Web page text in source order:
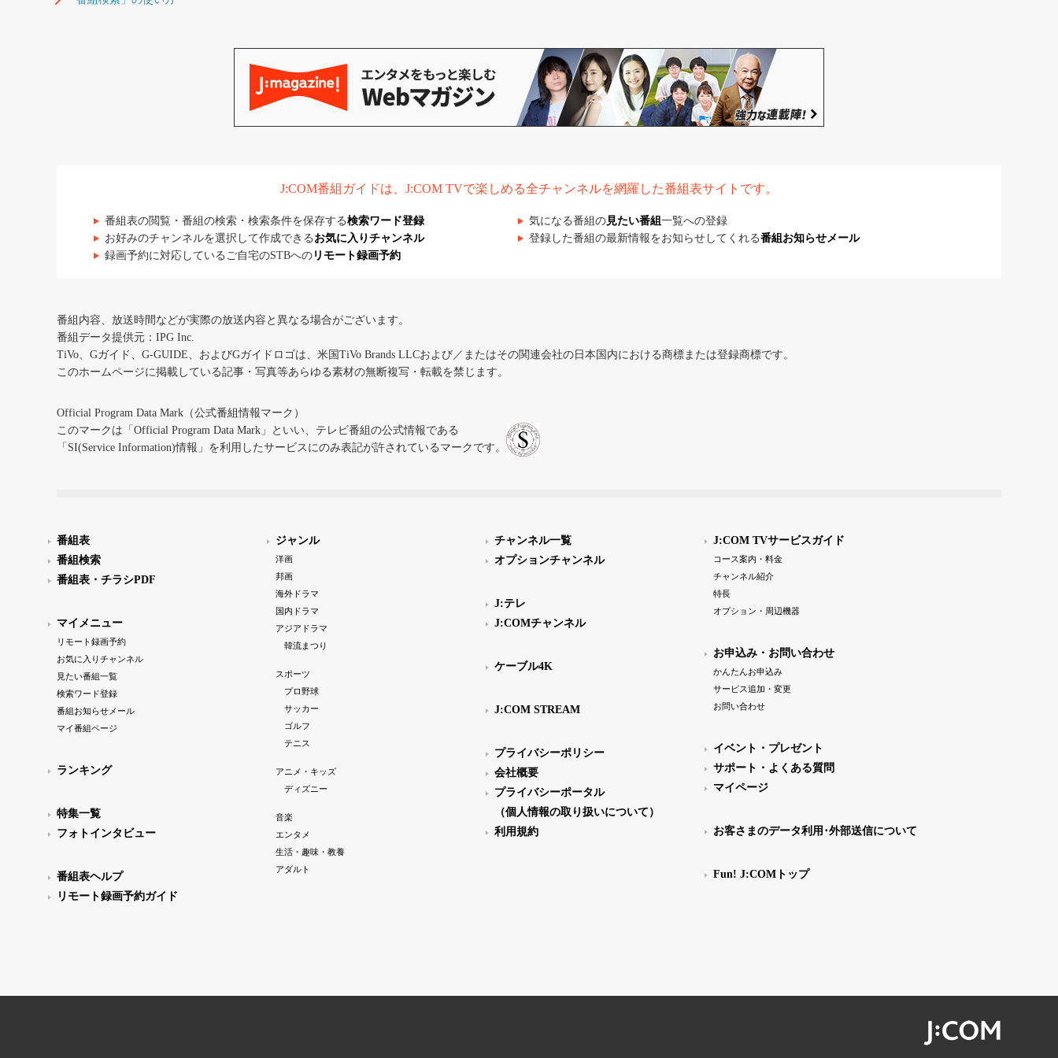
J:COM番組ガイドは、J:COM TVで楽しめる全チャンネルを網羅した番組表サイトです。
番組表の閲覧・番組の検索・検索条件を保存する検索ワード登録 気になる番組の見たい番組 一覧への登録
お好みのチャンネルを選択して作成できる お気に入りチャンネル 登録した番組の最新情報をお知らせしてくれる番組お知らせメール
録画予約に対応しているご自宅のSTBへの リモート録画予約
番組内容、放送時間などが実際の放送内容と異なる場合がございます。
番組データ提供元：IPG Inc.
TiVo、Gガイド、G-GUIDE、およびGガイドロゴは、米国TiVo Brands LLCおよび／またはその関連会社の日本国内における商標または登録商標です。
このホームページに掲載している記事・写真等あらゆる素材の無断複写・転載を禁じます。
Official Program Data Mark（公式番組情報マーク）
このマークは「Official Program Data Mark」といい、テレビ番組の公式情報である
「SI(Service Information)情報」を利用したサービスにのみ表記が許されているマークです。
番組表
番組検索
番組表・チラシPDF
マイメニュー
リモート録画予約
お気に入りチャンネル
見たい番組一覧
検索ワード登録
番組お知らせメール
マイ番組ページ
ランキング
特集一覧
フォトインタビュー
番組表ヘルプ
リモート録画予約ガイド
ジャンル
洋画
邦画
海外ドラマ
国内ドラマ
アジアドラマ
韓流まつり
スポーツ
プロ野球
サッカー
ゴルフ
テニス
アニメ・キッズ
ディズニー
音楽
エンタメ
生活・趣味・教養
アダルト
チャンネル一覧
オプションチャンネル
J:テレ
J:COMチャンネル
ケーブル4K
J:COM STREAM
プライバシーポリシー
会社概要
プライバシーポータル
（個人情報の取り扱いについて）
利用規約
J:COM TVサービスガイド
コース案内・料金
チャンネル紹介
特長
オプション・周辺機器
お申込み・お問い合わせ
かんたんお申込み
サービス追加・変更
お問い合わせ
イベント・プレゼント
サポート・よくある質問
マイページ
お客さまのデータ利用･外部送信について
Fun! J:COMトップ